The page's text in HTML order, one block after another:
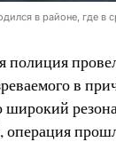
в районе, где
полиция
в
широкий
операция